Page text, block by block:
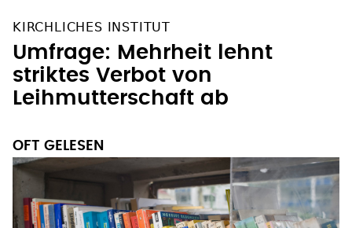
KIRCHLICHES INSTITUT
Umfrage: Mehrheit lehnt
striktes Verbot von
OFT GELESEN